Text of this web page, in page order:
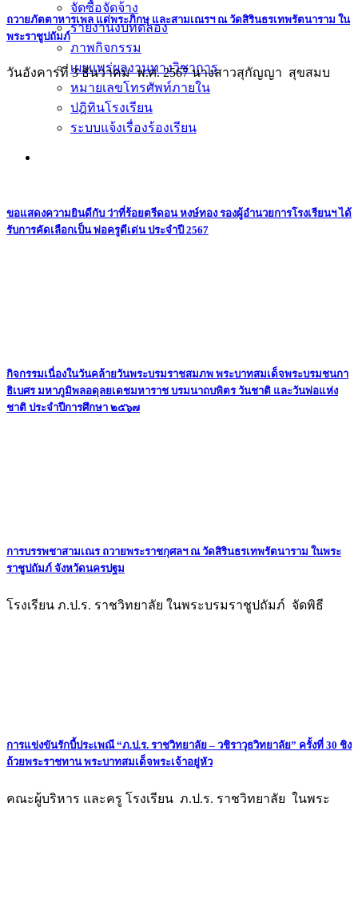
จัดซื้อจัดจ้าง
รายงานงบทดลอง
ภาพกิจกรรม
เผยแพร่ผลงานทางวิชาการ
หมายเลขโทรศัพท์ภายใน
ปฎิทินโรงเรียน
ระบบแจ้งเรื่องร้องเรียน
ถวายภัตตาหารเพล แด่พระภิกษุ และสามเณรฯ ณ วัดสิรินธรเทพรัตนาราม ใน
พระราชูปถัมภ์
วันอังคารที่ 3 ธันวาคม พ.ศ. 2567 นางสาวสุกัญญา สุขสมบ
ขอแสดงความยินดีกับ ว่าที่ร้อยตรีดอน หงษ์ทอง รองผู้อำนวยการโรงเรียนฯ ได้
รับการคัดเลือกเป็น พ่อครูดีเด่น ประจำปี 2567
กิจกรรมเนื่องในวันคล้ายวันพระบรมราชสมภพ พระบาทสมเด็จพระบรมชนกา
ธิเบศร มหาภูมิพลอดุลยเดชมหาราช บรมนาถบพิตร วันชาติ และวันพ่อแห่ง
ชาติ ประจำปีการศึกษา ๒๕๖๗
การบรรพชาสามเณร ถวายพระราชกุศลฯ ณ วัดสิรินธรเทพรัตนาราม ในพระ
ราชูปถัมภ์ จังหวัดนครปฐม
โรงเรียน ภ.ป.ร. ราชวิทยาลัย ในพระบรมราชูปถัมภ์ จัดพิธี
การแข่งขันรักบี้ประเพณี “ภ.ป.ร. ราชวิทยาลัย – วชิราวุธวิทยาลัย” ครั้งที่ 30 ชิง
ถ้วยพระราชทาน พระบาทสมเด็จพระเจ้าอยู่หัว
คณะผู้บริหาร และครู โรงเรียน ภ.ป.ร. ราชวิทยาลัย ในพระ